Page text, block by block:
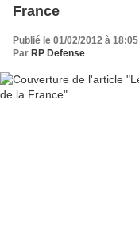
France
Publié le 01/02/2012 à 18:05
Par RP Defense